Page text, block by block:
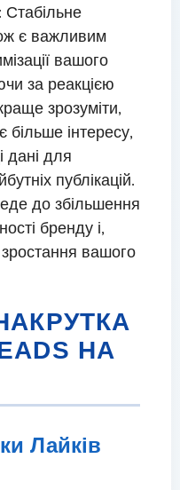
Стабільне
є важливим
вашого
за реакцією
зрозуміти,
більше інтересу,
дані для
публікацій.
до збільшення
бренду і,
вашого
НА
Лайків